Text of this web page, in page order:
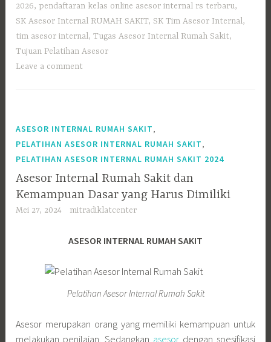
2026, pendaftaran kelas online asesor internal rs terbaru,
SK Asesor Internal RUMAH SAKIT, SK Tim Asesor Internal,
tim asesor internal,Tugas Asesor Internal Rumah Sakit,
Tujuan Pelatihan Asesor
Leave a comment
ASESOR INTERNAL RUMAH SAKIT,
PELATIHAN ASESOR INTERNAL RUMAH SAKIT,
PELATIHAN ASESOR INTERNAL RUMAH SAKIT 2024
Asesor Internal Rumah Sakit dan
Kemampuan Dasar yang Harus Dimiliki
Mei 27, 2024 mitradiklatcenter
ASESOR INTERNAL RUMAH SAKIT
Pelatihan Asesor Internal Rumah Sakit
Asesor merupakan orang yang memiliki kemampuan untuk
melakukan penilaian. Sedangkan asesordengan spesifikasi